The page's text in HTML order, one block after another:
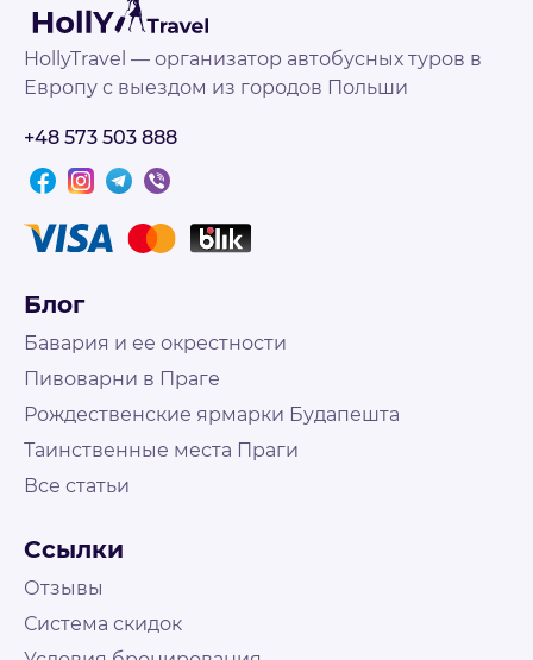
Свяжитесь с нами и наш менеджер поможет
подобрать путешествие
На связи Пн. - Пт. | 10:00 - 18:00, выходные и
HollyTravel — организатор автобусных туров в
Европу с выездом из городов Польши
+48 573 503 888
Блог
Бавария и ее окрестности
Пивоварни в Праге
Рождественские ярмарки Будапешта
Таинственные места Праги
Все статьи
Ссылки
Отзывы
Система скидок